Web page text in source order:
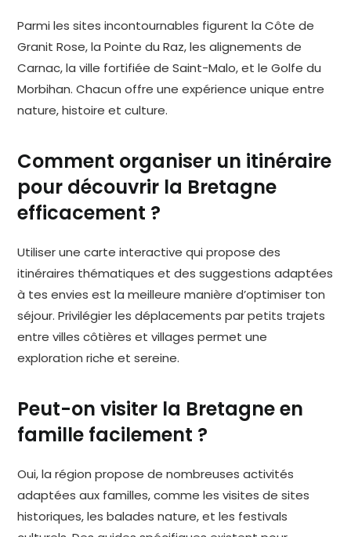
Parmi les sites incontournables figurent la Côte de
Granit Rose, la Pointe du Raz, les alignements de
Carnac, la ville fortifiée de Saint-Malo, et le Golfe du
Morbihan. Chacun offre une expérience unique entre
nature, histoire et culture.
Comment organiser un itinéraire
pour découvrir la Bretagne
efficacement ?
Utiliser une carte interactive qui propose des
itinéraires thématiques et des suggestions adaptées
à tes envies est la meilleure manière d’optimiser ton
séjour. Privilégier les déplacements par petits trajets
entre villes côtières et villages permet une
exploration riche et sereine.
Peut-on visiter la Bretagne en
famille facilement ?
Oui, la région propose de nombreuses activités
adaptées aux familles, comme les visites de sites
historiques, les balades nature, et les festivals